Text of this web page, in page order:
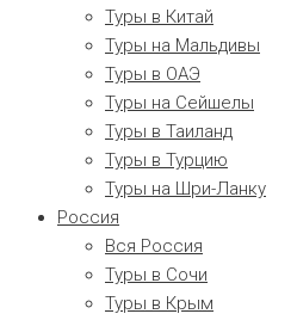
Туры в Китай
Туры на Мальдивы
Туры в ОАЭ
Туры на Сейшелы
Туры в Таиланд
Туры в Турцию
Туры на Шри-Ланку
Россия
Вся Россия
Туры в Сочи
Туры в Крым